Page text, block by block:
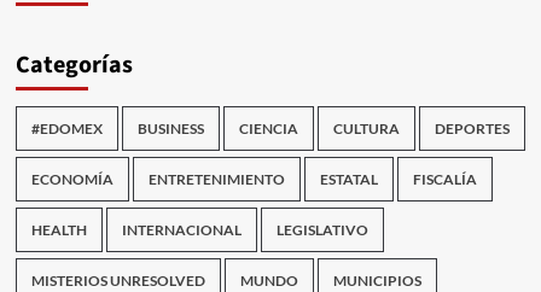
Categorías
#EDOMEX BUSINESS CIENCIA CULTURA DEPORTES
ECONOMÍA ENTRETENIMIENTO ESTATAL FISCALÍA
HEALTH INTERNACIONAL LEGISLATIVO
MISTERIOS UNRESOLVED MUNDO MUNICIPIOS